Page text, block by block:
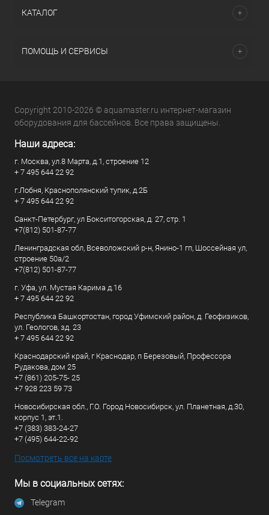
КАТАЛОГ
ПОМОЩЬ И СЕРВИСЫ
Copyright 2010-2026 © aquamaster.ru интернет-магазин
оборудования для бассейнов. Все права защищены.
Наши адреса:
г. Москва, ул.8 Марта, д.1, строение 12
+ 7 495 644 22 92
г.Лобня, Краснополянский тупик, д.2Б
+ 7 495 644 22 92
Санкт-Петербург, ул Бокситогорская, д. 27, стр. 1
+7(812) 501-87-77
Ленинградская обл, Всеволожский р-н, Янино-1 гп, Шоссейная ул,
строение 50а/2
+7(812) 501-87-77
г. Уфа, ул. Мустая Карима д.16
+ 7 495 644 22 92
Республика Башкортостан, город Уфимский район, д. Геофизиков,
ул. Геологов, зд. 23
+ 7 495 644 22 92
Краснодарский край, г Краснодар, п Березовый, Профессора
Рудакова, дом 25
+7 (861) 205-75- 25
+7 928 223 59 73
Новосибирская обл., Г.О. Город Новосибирск, ул. Планетная, д.30,
корпус 1, эт.1.
+7 (383) 383-24-27
+7 (495) 644-22-92
Посмотреть все на карте
Мы в социальных сетях:
Telegram